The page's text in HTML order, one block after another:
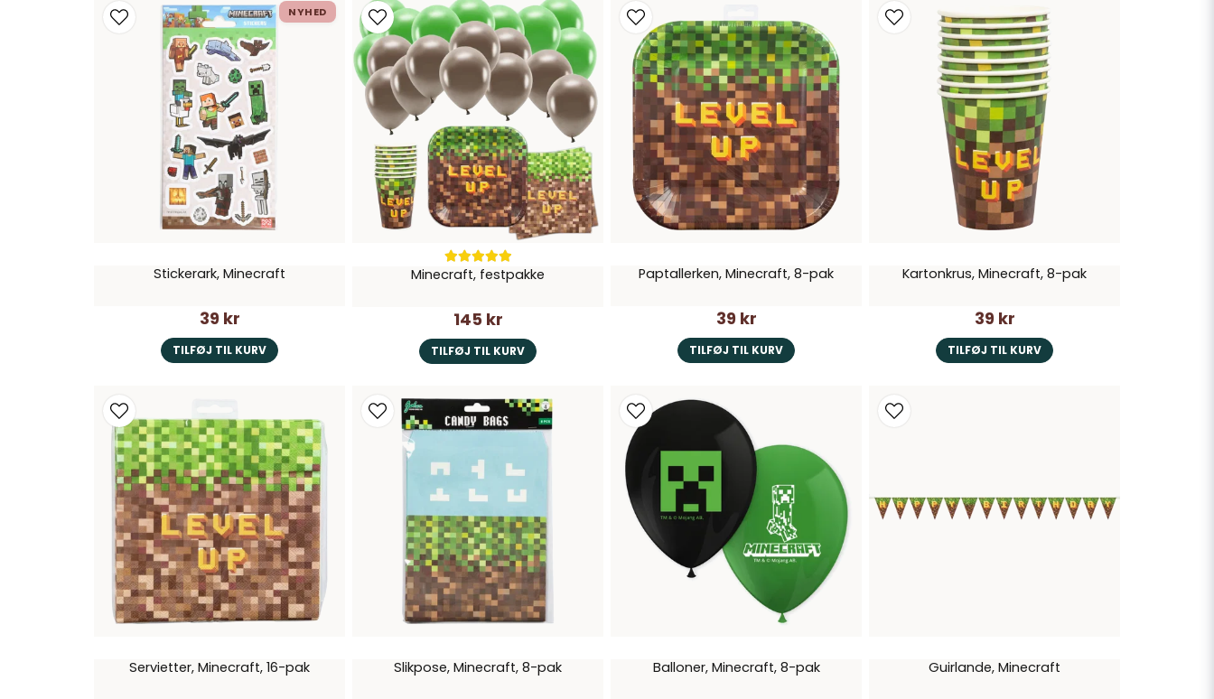
Stickerark, Minecraft
39 kr
TILFØJ TIL KURV
NYHED
Minecraft, festpakke
145 kr
TILFØJ TIL KURV
Paptallerken, Minecraft, 8-pak
39 kr
TILFØJ TIL KURV
Kartonkrus, Minecraft, 8-pak
39 kr
TILFØJ TIL KURV
Servietter, Minecraft, 16-pak Slikpose, Minecraft, 8-pak Balloner, Minecraft, 8-pak Guirlande, Minecraft